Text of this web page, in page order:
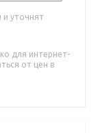
уточнят
для интернет-
от цен в